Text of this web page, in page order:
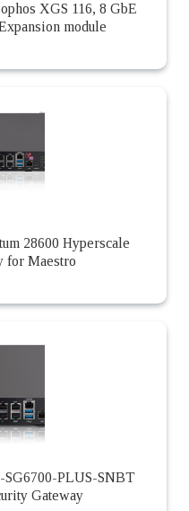
XGS 116, 8 GbE
module
28600 Hyperscale
for Maestro
PLUS-SNBT
Gateway